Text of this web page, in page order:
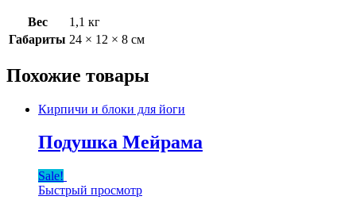
Вес
1,1 кг
Габариты 24 × 12 × 8 см
Похожие товары
Кирпичи и блоки для йоги
Подушка Мейрама
Sale!
Быстрый просмотр